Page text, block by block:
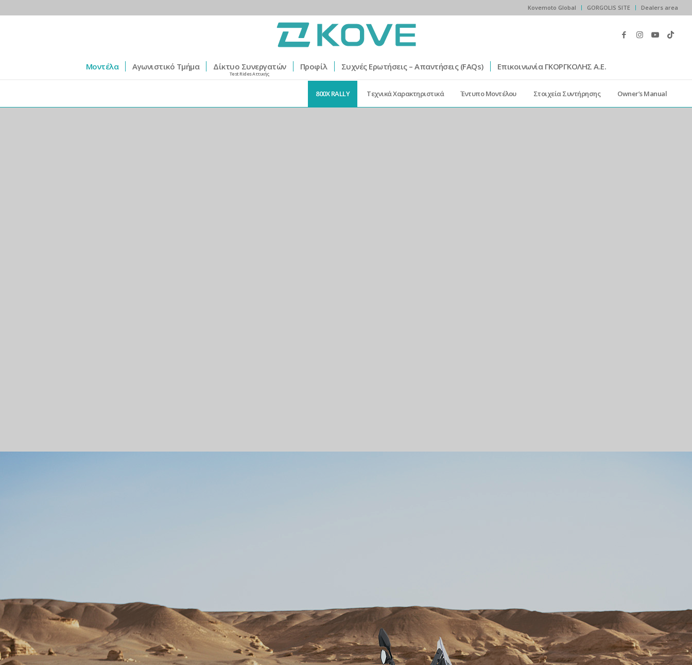
Kovemoto Global GORGOLIS SITE Dealers area
Μοντέλα Αγωνιστικό Τμήμα Δίκτυο Συνεργατών
Test Rides Αττικής
Προφίλ Συχνές Ερωτήσεις – Απαντήσεις (FAQs) Επικοινωνία ΓΚΟΡΓΚΟΛΗΣ Α.Ε.
800X RALLY Τεχνικά Χαρακτηριστικά Έντυπο Μοντέλου Στοιχεία Συντήρησης Owner’s Manual